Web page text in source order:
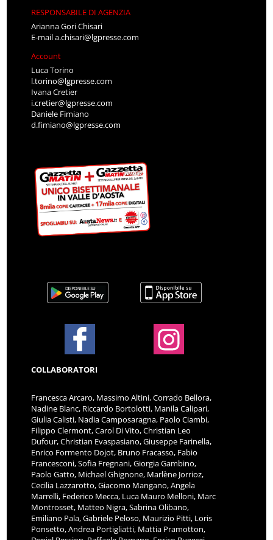
RESPONSABILE DI AGENZIA
Arianna Gori Chisari
E-maila.chisari@lgpresse.com
Account
Luca Torino
l.torino@lgpresse.com
Ivana Cretier
i.cretier@lgpresse.com
Daniele Fimiano
d.fimiano@lgpresse.com
COLLABORATORI
Francesca Arcaro, Massimo Altini, Corrado Bellora,
Nadine Blanc, Riccardo Bortolotti, Manila Calipari,
Giulia Calisti, Nadia Camposaragna, Paolo Ciambi,
Filippo Clermont, Carol Di Vito, Christian Leo
Dufour, Christian Evaspasiano, Giuseppe Farinella,
Enrico Formento Dojot, Bruno Fracasso, Fabio
Francesconi, Sofia Fregnani, Giorgia Gambino,
Paolo Gatto, Michael Ghignone, Marlène Jorrioz,
Cecilia Lazzarotto, Giacomo Mangano, Angela
Marrelli, Federico Mecca, Luca Mauro Melloni, Marc
Montrosset, Matteo Nigra, Sabrina Olibano,
Emiliano Pala, Gabriele Peloso, Maurizio Pitti, Loris
Ponsetto, Andrea Portigliatti, Mattia Pramotton,